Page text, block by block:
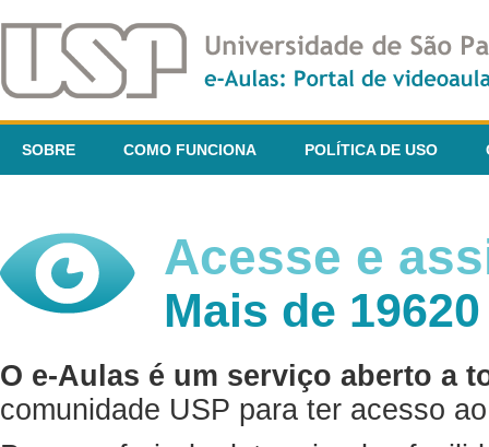
SOBRE COMO FUNCIONA POLÍTICA DE USO
Acesse e
Mais de
O e-Aulas é um serviço aberto a
comunidade USP para ter acesso